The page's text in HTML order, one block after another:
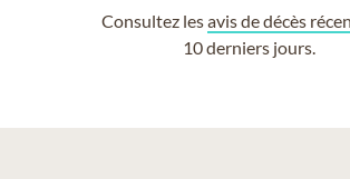
Consultez lesavis de décès
10 derniers jours.